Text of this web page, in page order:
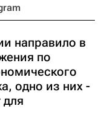
направило в
по
одно из них -
для